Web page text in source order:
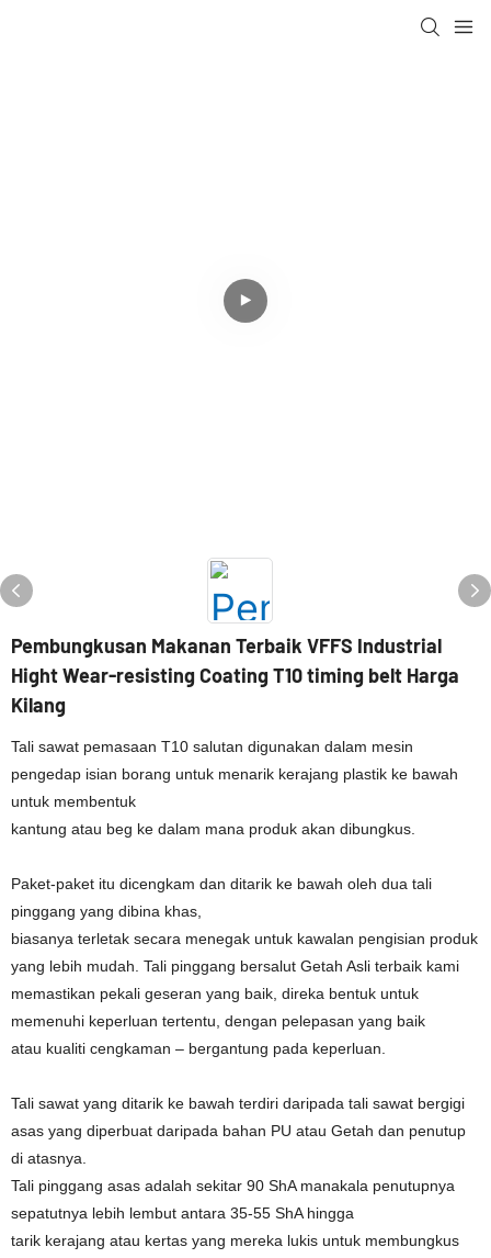
Pembungkusan Makanan Terbaik VFFS Industrial
Hight Wear-resisting Coating T10 timing belt Harga
Kilang
Tali sawat pemasaan T10 salutan digunakan dalam mesin
pengedap isian borang untuk menarik kerajang plastik ke bawah
untuk membentuk
kantung atau beg ke dalam mana produk akan dibungkus.
Paket-paket itu dicengkam dan ditarik ke bawah oleh dua tali
pinggang yang dibina khas,
biasanya terletak secara menegak untuk kawalan pengisian produk
yang lebih mudah. ​​Tali pinggang bersalut Getah Asli terbaik kami
memastikan pekali geseran yang baik, direka bentuk untuk
memenuhi keperluan tertentu, dengan pelepasan yang baik
atau kualiti cengkaman – bergantung pada keperluan.
Tali sawat yang ditarik ke bawah terdiri daripada tali sawat bergigi
asas yang diperbuat daripada bahan PU atau Getah dan penutup
di atasnya.
Tali pinggang asas adalah sekitar 90 ShA manakala penutupnya
sepatutnya lebih lembut antara 35-55 ShA hingga
tarik kerajang atau kertas yang mereka lukis untuk membungkus